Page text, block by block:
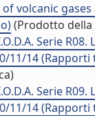
volcanic
(Prodotto della
Serie
11/14
Serie
11/14